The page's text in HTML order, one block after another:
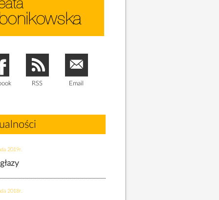
RSS Email
2019r.
2018r.